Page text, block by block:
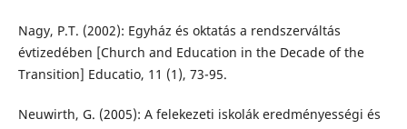
Nagy, P.T. (2002): Egyház és oktatás a rendszerváltás
évtizedében [Church and Education in the Decade of the
Transition] Educatio, 11 (1), 73-95.
Neuwirth, G. (2005): A felekezeti iskolák eredményességi és